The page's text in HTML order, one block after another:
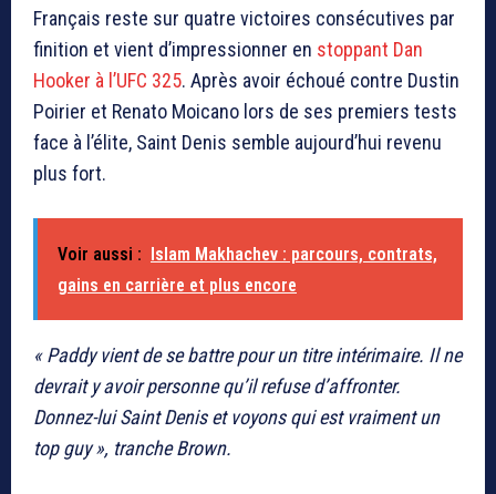
Français reste sur quatre victoires consécutives par
finition et vient d’impressionner en stoppant Dan
Hooker à l’UFC 325. Après avoir échoué contre Dustin
Poirier et Renato Moicano lors de ses premiers tests
face à l’élite, Saint Denis semble aujourd’hui revenu
plus fort.
Voir aussi : Islam Makhachev : parcours, contrats,
gains en carrière et plus encore
« Paddy vient de se battre pour un titre intérimaire. Il ne
devrait y avoir personne qu’il refuse d’affronter.
Donnez-lui Saint Denis et voyons qui est vraiment un
top guy », tranche Brown.